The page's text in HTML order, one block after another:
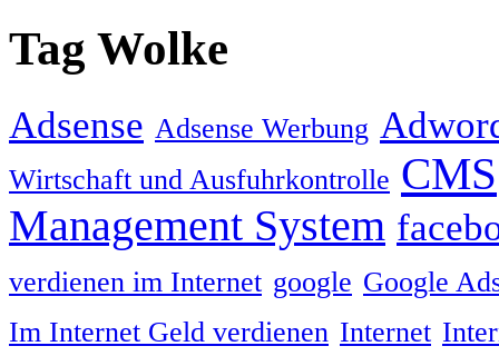
Tag Wolke
Adsense Adsense Werbung
Wirtschaft und Ausfuhrkontrolle CMS
Management System
verdienen im Internet google Google
Im Internet Geld verdienen Internet